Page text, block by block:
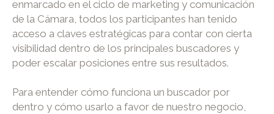
enmarcado en el ciclo de marketing y comunicación
de la Cámara, todos los participantes han tenido
acceso a claves estratégicas para contar con cierta
visibilidad dentro de los principales buscadores y
poder escalar posiciones entre sus resultados.
Para entender cómo funciona un buscador por
dentro y cómo usarlo a favor de nuestro negocio,